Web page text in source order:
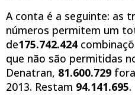
A conta é a seguinte: as
números permitem um
de175.742.424
que não são permitidas
Denatran, 81.600.729
2013. Restam 94.141.695.